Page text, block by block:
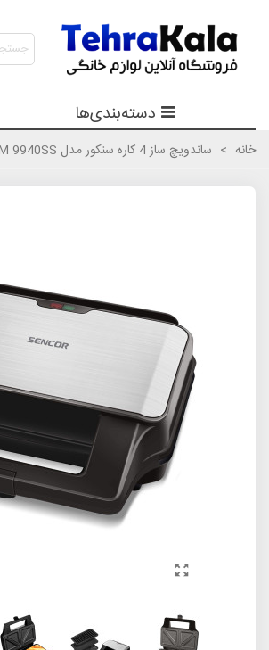
دسته‌بندی‌ها
خانه > ساندویچ ساز 4 کاره سنکور مدل SSM 9940SS